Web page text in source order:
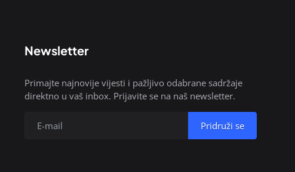
Newsletter
Primajte najnovije vijesti i pažljivo odabrane sadržaje
direktno u vaš inbox. Prijavite se na naš newsletter.
Pridruži se